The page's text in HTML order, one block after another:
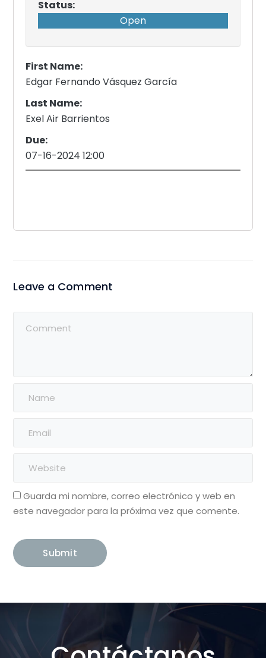
Status:
Open
First Name:
Edgar Fernando Vásquez García
Last Name:
Exel Air Barrientos
Due:
07-16-2024 12:00
Leave a Comment
Guarda mi nombre, correo electrónico y web en
este navegador para la próxima vez que comente.